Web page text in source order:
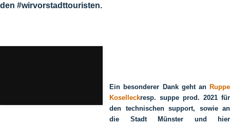
den #wirvorstadttouristen.
Ein besonderer Dank geht an Ruppe
Koselleckresp. suppe prod. 2021 für
den technischen support, sowie an
die Stadt Münster und hier